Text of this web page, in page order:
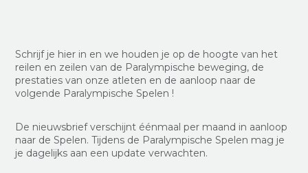
Schrijf je hier in en we houden je op de hoogte van het
reilen en zeilen van de Paralympische beweging, de
prestaties van onze atleten en de aanloop naar de
volgende Paralympische Spelen !
De nieuwsbrief verschijnt éénmaal per maand in aanloop
naar de Spelen. Tijdens de Paralympische Spelen mag je
je dagelijks aan een update verwachten.